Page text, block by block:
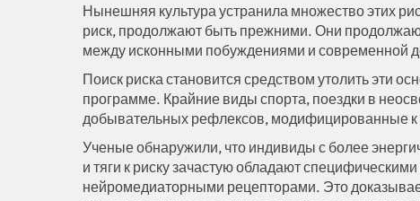
Нынешняя культура устранила множество этих
риск, продолжают быть прежними. Они
между исконными побуждениями и современной
Поиск риска становится средством утолить эти
программе. Крайние виды спорта, поездки в
добывательных рефлексов, модифицированные к
Ученые обнаружили, что индивиды с более
и тяги к риску зачастую обладают
нейромедиаторными рецепторами. Это